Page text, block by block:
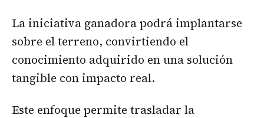
La iniciativa ganadora podrá implantarse
sobre el terreno, convirtiendo el
conocimiento adquirido en una solución
tangible con impacto real.
Este enfoque permite trasladar la